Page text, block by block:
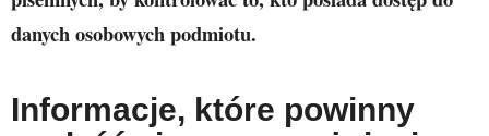
danych osobowych podmiotu.
Informacje, które powinny